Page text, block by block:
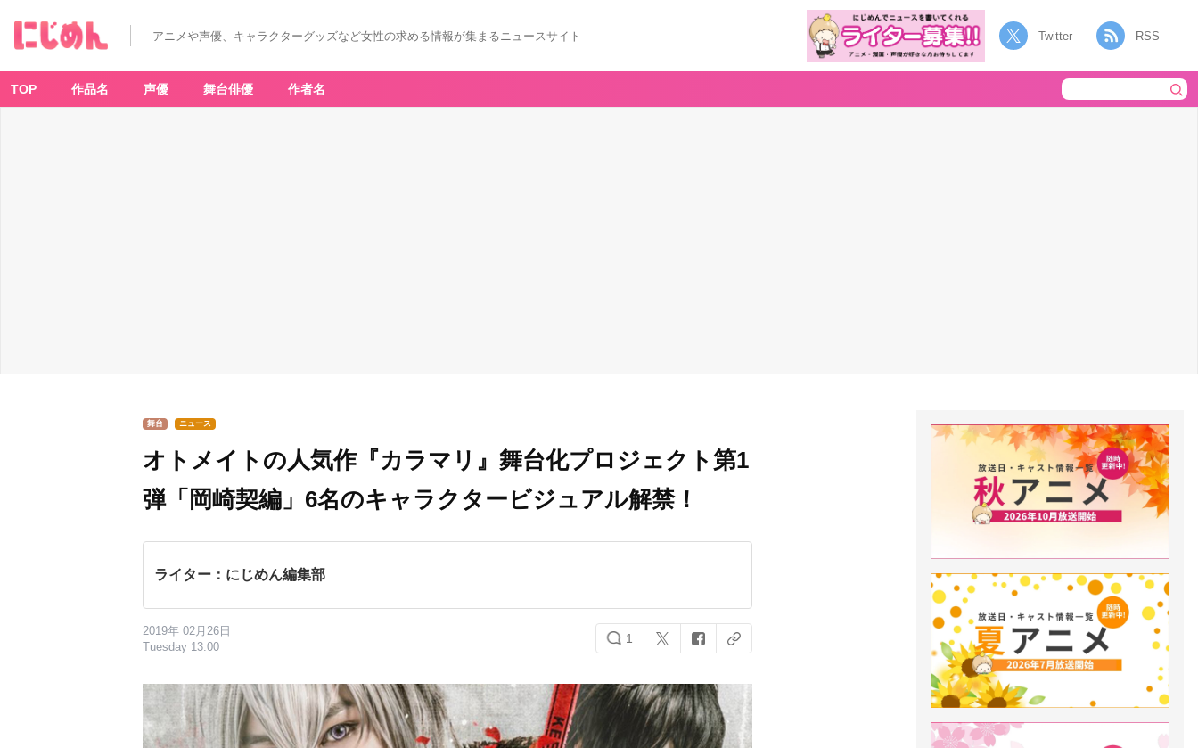
アニメや声優、キャラクターグッズなど女性の求める情報が集まるニュースサイト Twitter RSS
TOP 作品名 声優 舞台俳優 作者名
舞台 ニュース
オトメイトの人気作『カラマリ』舞台化プロジェクト第1
弾「岡崎契編」6名のキャラクタービジュアル解禁！
ライター：にじめん編集部
2019年 02月26日
Tuesday 13:00
1